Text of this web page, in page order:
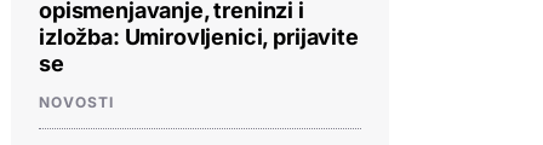
opismenjavanje, treninzi i
izložba: Umirovljenici, prijavite
se
NOVOSTI